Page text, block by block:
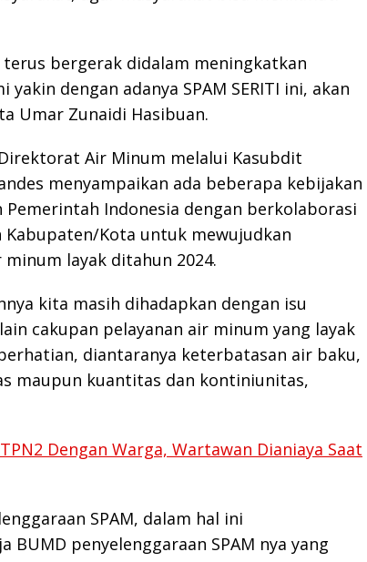
bergerak didalam meningkatkan
dengan adanya SPAM SERITI ini, akan
Umar Zunaidi Hasibuan.
Air Minum melalui Kasubdit
menyampaikan ada beberapa kebijakan
Indonesia dengan berkolaborasi
Kota untuk mewujudkan
layak ditahun 2024.
kita masih dihadapkan dengan isu
cakupan pelayanan air minum yang layak
diantaranya keterbatasan air baku,
maupun kuantitas dan kontiniunitas,
Dengan Warga, Wartawan Dianiaya Saat
SPAM, dalam hal ini
BUMD penyelenggaraan SPAM nya yang